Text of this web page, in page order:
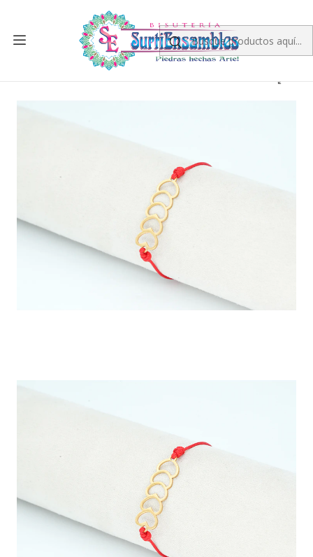
PRODUCTO TERMINADO
PULSERA DORADA ACERO CENTRO HILO 218